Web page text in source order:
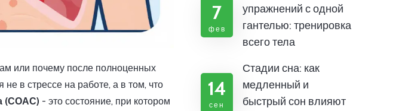
или почему после полноценных
в стрессе на работе, а в том, что
(СОАС) - это состояние, при котором
7
фев
упражнений с одной
гантелью: тренировка
всего тела
14
сен
Стадии сна: как
медленный и
быстрый сон влияют